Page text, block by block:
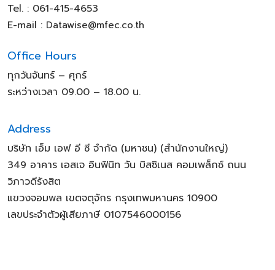
Tel. : 061-415-4653
E-mail : Datawise@mfec.co.th
Office Hours​
ทุกวันจันทร์ – ศุกร์
ระหว่างเวลา 09.00 – 18.00 น.
Address
บริษัท เอ็ม เอฟ อี ซี จำกัด (มหาชน) (สำนักงานใหญ่)
349 อาคาร เอสเจ อินฟินิท วัน บิสซิเนส คอมเพล็กซ์ ถนน
วิภาวดีรังสิต
แขวงจอมพล เขตจตุจักร กรุงเทพมหานคร 10900
เลขประจำตัวผู้เสียภาษี 0107546000156